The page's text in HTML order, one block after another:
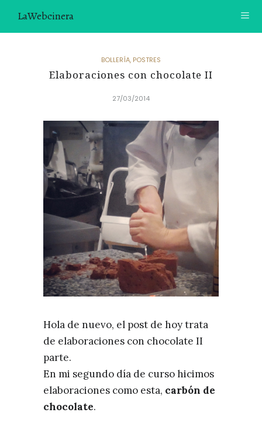
LaWebcinera
VIDEORECETAS
SOBRE MÍ
¿TE GUSTARÍA UNIRTE A NUESTRA AVENTURA GASTRON
ÓMICA?
ÚNETE A LA NEWSLETTER
RECOMENDACIONES
BOLLERÍA, POSTRES
Elaboraciones con chocolate II
27/03/2014
Hola de nuevo, el post de hoy trata
de elaboraciones con chocolate II
parte.
En mi segundo día de curso hicimos
elaboraciones como esta, carbón de
chocolate.